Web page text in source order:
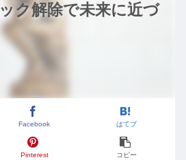
ク解除で未来に近づ
Facebook はてブ
Pinterest コピー